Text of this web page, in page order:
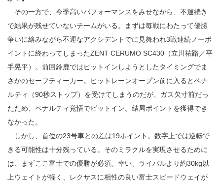
その一方で、今季高いパフォーマンスをみせながら、不運続き
で結果が残せていないチームがいる。まずは毎戦にわたって優勝
争いに絡みながら不運なアクシデントでに見舞われ3戦連続ノーポ
イントに終わってしまったZENT CERUMO SC430（立川祐路／平
手晃平）。前回鈴鹿ではピットインしようとしたタイミングでま
さかのセーフティーカー。ピットレーンオープン前に入るとペナ
ルティ（90秒ストップ）を受けてしまうのだが、ガス欠寸前だっ
たため、ペナルティ覚悟でピットイン。結局ポイントを獲得でき
なかった。
しかし、首位の23号車との差は19ポイント。数字上では逆転で
きる可能性は十分残っている。そのミラクルを実現させるために
は、まずここ富士での優勝が必須。幸い、ライバルより約30kg以
上ウェイトが軽く、レクサスに相性の良い富士スピードウェイが